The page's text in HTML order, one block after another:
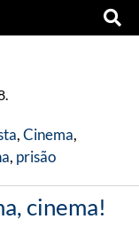
,Cinema,
, prisão
cinema!